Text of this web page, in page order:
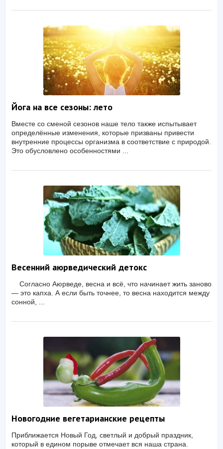
Йога на все сезоны: лето
Вместе со сменой сезонов наше тело также испытывает
определённые изменения, которые призваны привести
внутренние процессы организма в соответствие с природой.
Это обусловлено особенностями ...
Весенний аюрведический детокс
Согласно Аюрведе, весна и всё, что начинает жить заново
— это капха. А если быть точнее, то весна находится между
сонной, ...
Новогодние вегетарианские рецепты
Приближается Новый Год, светлый и добрый праздник,
который в едином порыве отмечает вся наша страна.